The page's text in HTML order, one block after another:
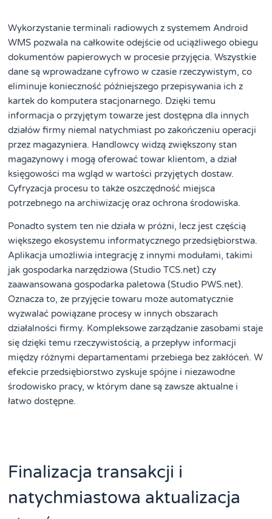
Wykorzystanie terminali radiowych z systemem Android
WMS pozwala na całkowite odejście od uciążliwego obiegu
dokumentów papierowych w procesie przyjęcia. Wszystkie
dane są wprowadzane cyfrowo w czasie rzeczywistym, co
eliminuje konieczność późniejszego przepisywania ich z
kartek do komputera stacjonarnego. Dzięki temu
informacja o przyjętym towarze jest dostępna dla innych
działów firmy niemal natychmiast po zakończeniu operacji
przez magazyniera. Handlowcy widzą zwiększony stan
magazynowy i mogą oferować towar klientom, a dział
księgowości ma wgląd w wartości przyjętych dostaw.
Cyfryzacja procesu to także oszczędność miejsca
potrzebnego na archiwizację oraz ochrona środowiska.
Ponadto system ten nie działa w próżni, lecz jest częścią
większego ekosystemu informatycznego przedsiębiorstwa.
Aplikacja umożliwia integrację z innymi modułami, takimi
jak gospodarka narzędziowa (Studio TCS.net) czy
zaawansowana gospodarka paletowa (Studio PWS.net).
Oznacza to, że przyjęcie towaru może automatycznie
wyzwalać powiązane procesy w innych obszarach
działalności firmy. Kompleksowe zarządzanie zasobami staje
się dzięki temu rzeczywistością, a przepływ informacji
między różnymi departamentami przebiega bez zakłóceń. W
efekcie przedsiębiorstwo zyskuje spójne i niezawodne
środowisko pracy, w którym dane są zawsze aktualne i
łatwo dostępne.
Finalizacja transakcji i
natychmiastowa aktualizacja